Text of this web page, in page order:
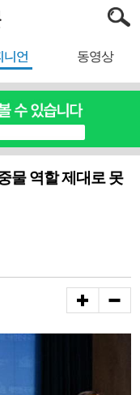
니언 동영상
물 역할 제대로 못